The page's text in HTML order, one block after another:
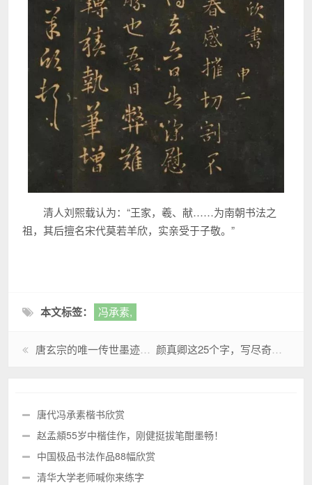
清人刘熙载认为：“王家，羲、献……为南朝书法之
祖，其后擅名宋代莫若羊欣，实亲受于子敬。”
本文标签： 冯承素,
唐玄宗的唯一传世墨迹，居然写给一群鸟 颜真卿这25个字，写尽奇势
唐代冯承素楷书欣赏
赵孟頫55岁中楷佳作，刚健挺拔笔酣墨畅！
中国极品书法作品88幅欣赏
清华大学老师喊你来练字